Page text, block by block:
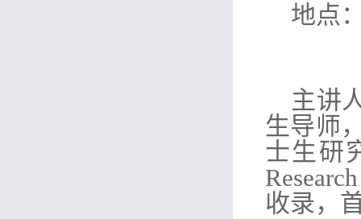
地点
主讲
生导师
士生研
收录，